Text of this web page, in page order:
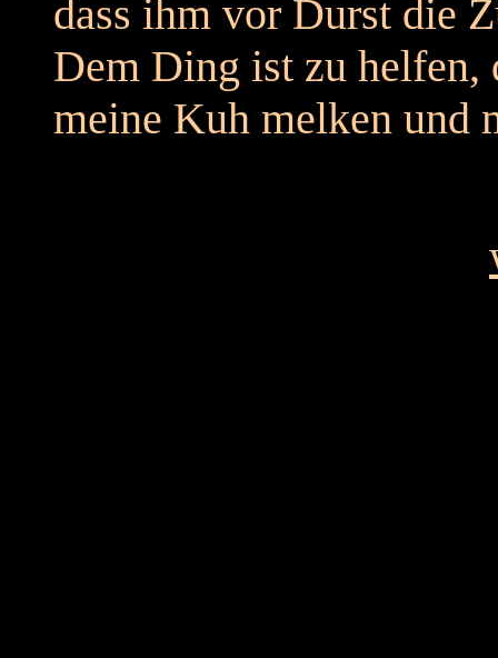
dass ihm vor Durst die
Dem Ding ist zu
meine Kuh melken und